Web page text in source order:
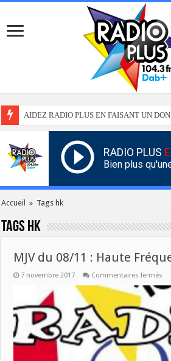
AIDEZ RADIO PLUS EN FAISANT UN
RADIO PLUS
Bien plus
Accueil » Tags hk
Tags hk
MJV du 08/11 : Haute
7 novembre 2017 Commentaires fermés
du